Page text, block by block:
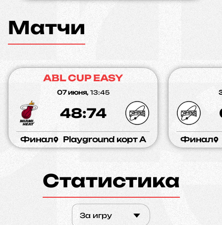
Матчи
ABL CUP EASY
07 июня, 13:45
48:74
Финал Playground корт A Финал
Статистика
За игру